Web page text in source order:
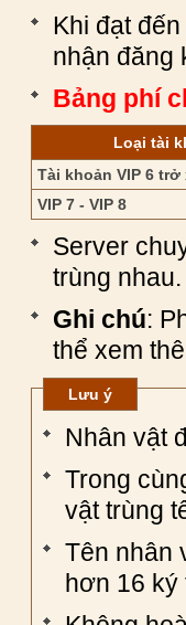
Khi đạt
nhận đăng
Bảng phí
Loại tài
Tài khoản VIP 6
VIP 7 - VIP 8
Server
trùng nhau.
Ghi chú:
thể xem
Lưu ý
Nhân vật
Trong
vật trùng
Tên nhân
hơn 16